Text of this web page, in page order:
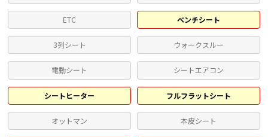
ETC ベンチシート
3列シート ウォークスルー
電動シート シートエアコン
シートヒーター フルフラットシート
オットマン 本皮シート